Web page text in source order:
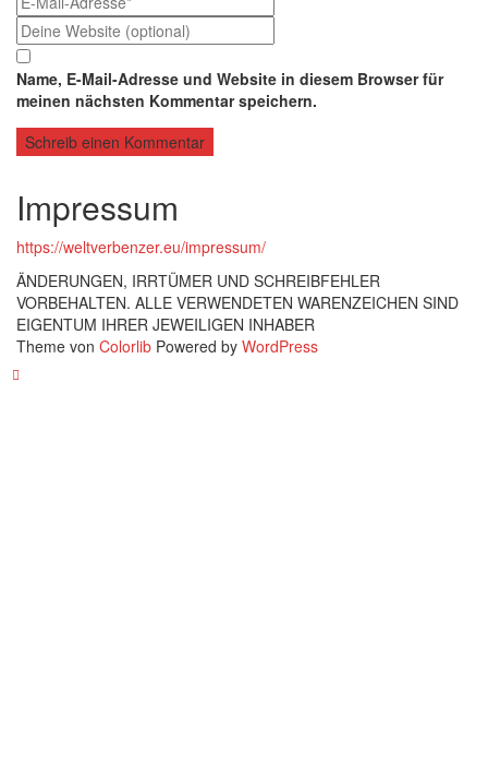
Name, E-Mail-Adresse und Website in diesem Browser für
meinen nächsten Kommentar speichern.
Impressum
https://weltverbenzer.eu/impressum/
ÄNDERUNGEN, IRRTÜMER UND SCHREIBFEHLER
VORBEHALTEN. ALLE VERWENDETEN WARENZEICHEN SIND
EIGENTUM IHRER JEWEILIGEN INHABER
Theme von Colorlib Powered by WordPress